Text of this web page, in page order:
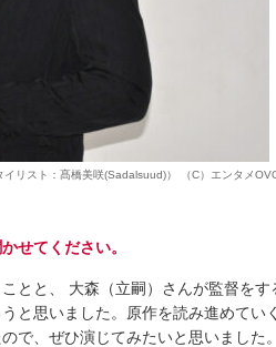
リスト：髙橋美咲(Sadalsuud)） （C）エンタメ
せてください。
とと、 大森（立嗣）さんが監督をす
と思いました。原作を読み進めてい
で、ぜひ演じてみたいと思いました。